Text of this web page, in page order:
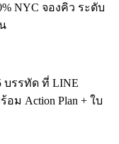
NYC จองคิว ระดับ
บรรทัด ที่ LINE
ม Action Plan + ใบ